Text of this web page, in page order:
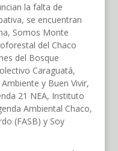
la falta de
se encuentran
Somos Monte
del Chaco
del Bosque
Caraguatá,
y Buen Vivir,
21 NEA, Instituto
Ambiental Chaco,
(FASB) y Soy